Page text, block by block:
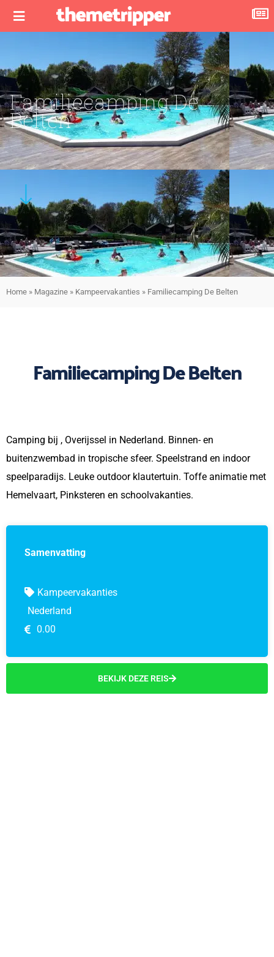
Familiecamping De
Belten
Home » Magazine » Kampeervakanties » Familiecamping De Belten
Familiecamping De Belten
Camping bij , Overijssel in Nederland. Binnen- en
buitenzwembad in tropische sfeer. Speelstrand en indoor
speelparadijs. Leuke outdoor klautertuin. Toffe animatie met
Hemelvaart, Pinksteren en schoolvakanties.
Samenvatting
Kampeervakanties
Nederland
0.00
BEKIJK DEZE REIS